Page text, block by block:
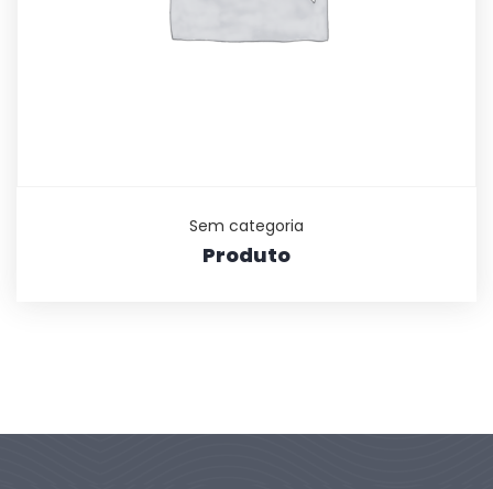
Sem categoria
Produto